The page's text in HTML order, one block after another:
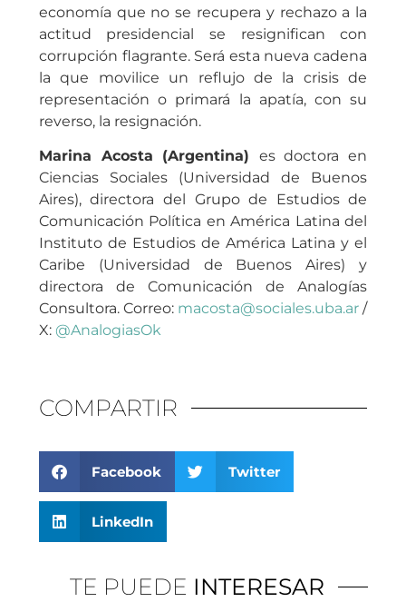
economía que no se recupera y rechazo a la
actitud presidencial se resignifican con
corrupción flagrante. Será esta nueva cadena
la que movilice un reflujo de la crisis de
representación o primará la apatía, con su
reverso, la resignación.
Marina Acosta (Argentina) es doctora en
Ciencias Sociales (Universidad de Buenos
Aires), directora del Grupo de Estudios de
Comunicación Política en América Latina del
Instituto de Estudios de América Latina y el
Caribe (Universidad de Buenos Aires) y
directora de Comunicación de Analogías
Consultora. Correo: macosta@sociales.uba.ar /
X: @AnalogiasOk
COMPARTIR
Facebook Twitter
LinkedIn
TE PUEDE INTERESAR